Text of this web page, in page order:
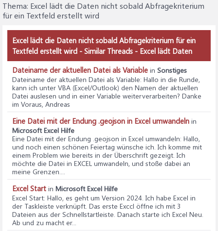
Thema: Excel lädt die Daten nicht sobald Abfragekriterium
für ein Textfeld erstellt wird
Excel lädt die Daten nicht sobald Abfragekriterium für ein
Textfeld erstellt wird - Similar Threads - Excel lädt Daten
Dateiname der aktuellen Datei als Variable in Sonstiges
Dateiname der aktuellen Datei als Variable: Hallo in die Runde,
kann ich unter VBA (Excel/Outlook) den Namen der aktuellen
Datei auslesen und in einer Variable weiterverarbeiten? Danke
im Voraus, Andreas
Eine Datei mit der Endung .geojson in Excel umwandeln in
Microsoft Excel Hilfe
Eine Datei mit der Endung .geojson in Excel umwandeln: Hallo,
und noch einen schönen Feiertag wünsche ich. Ich komme mit
einem Problem wie bereits in der Überschrift gezeigt. Ich
möchte die Datei in EXCEL umwandeln, und stoße dabei an
meine Grenzen....
Excel Start in Microsoft Excel Hilfe
Excel Start: Hallo, es geht um Version 2024. Ich habe Excel in
der Taskleiste verknüpft. Das erste Exccl öffne ich mit 3
Dateien aus der Schnellstartleiste. Danach starte ich Excel Neu.
Ab und zu macht er...